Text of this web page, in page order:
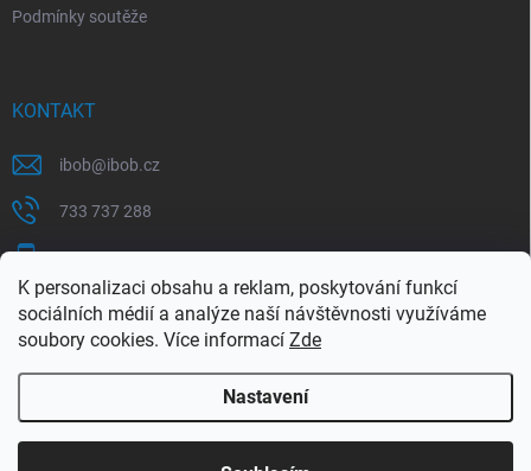
K personalizaci obsahu a reklam, poskytování funkcí
sociálních médií a analýze naší návštěvnosti využíváme
soubory cookies. Více informací Zde
Nastavení
Využijte naší letní akce, kde na Vás čeká spousta
Podmínky soutěže
KONTAKT
ibob@ibob.cz
733 737 288
607 069 561
Sledujte nás na Facebooku !
ibob_s.r.o/
Copyright 2026ibob s.r.o.. Všechna práva vyhrazena.Upravit nastavení
cookies